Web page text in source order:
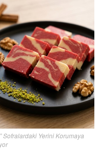
Sofralardaki Yerini Korumaya